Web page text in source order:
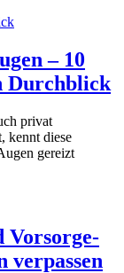
– 10
Durchblick
privat
kennt diese
gereizt
Vorsorge-
verpassen